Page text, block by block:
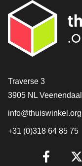
Contact
Traverse 3
3905 NL Veenendaal
info@thuiswinkel.org
+31 (0)318 64 85 75
Volg je ons al?